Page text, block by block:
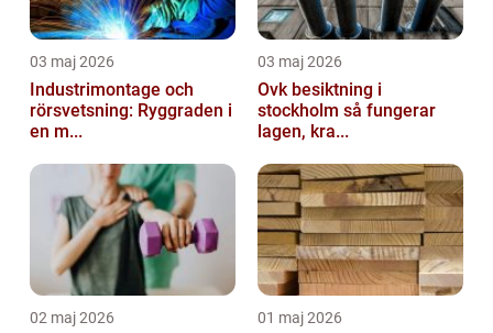
03 maj 2026
Industrimontage och
rörsvetsning: Ryggraden i
en m...
03 maj 2026
Ovk besiktning i
stockholm så fungerar
lagen, kra...
02 maj 2026 01 maj 2026